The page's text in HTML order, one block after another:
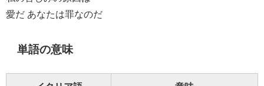
愛だ あなたは罪なのだ
単語の意味